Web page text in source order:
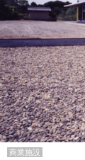
商業施設